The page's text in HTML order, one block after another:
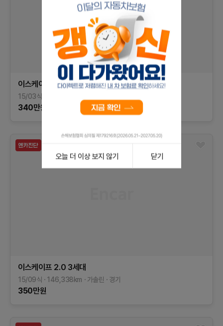
이스케이프 2.0 3세대
15/03식
340만원
이스케이프 2.0 3세대
15/09식 146,338km 가솔린 경기
350만원
오늘 더 이상 보지 않기 닫기